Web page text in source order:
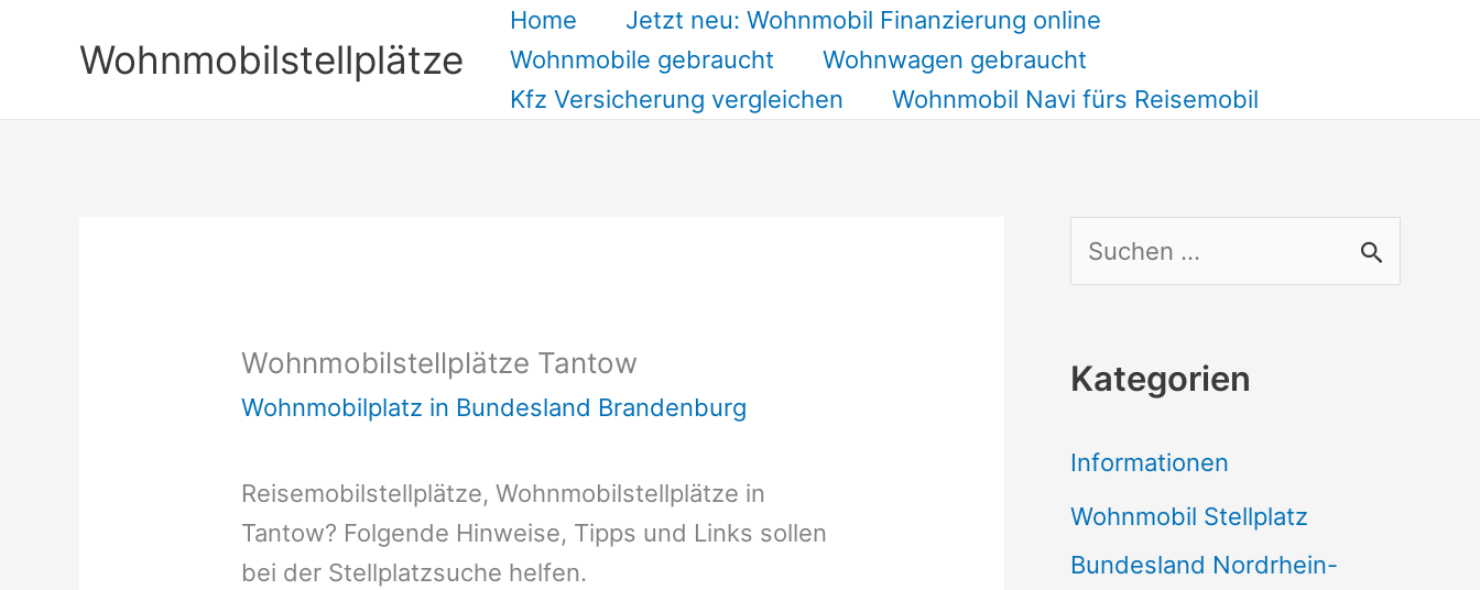
Wohnmobilstellplätze
Home
Jetzt neu: Wohnmobil Finanzierung online
Wohnmobile gebraucht
Wohnwagen gebraucht
Kfz Versicherung vergleichen
Wohnmobil Navi fürs Reisemobil
Wohnmobilstellplätze Tantow
Wohnmobilplatz in Bundesland Brandenburg
Reisemobilstellplätze, Wohnmobilstellplätze in
Tantow? Folgende Hinweise, Tipps und Links sollen
bei der Stellplatzsuche helfen.
u
h
n
a
Kategorien
Informationen
Wohnmobil Stellplatz
Bundesland Nordrhein-